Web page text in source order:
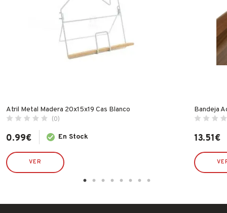
Atril Metal Madera 20x15x19 Cas Blanco
(0)
0.99€ En Stock
VER
Bandeja
13.51€